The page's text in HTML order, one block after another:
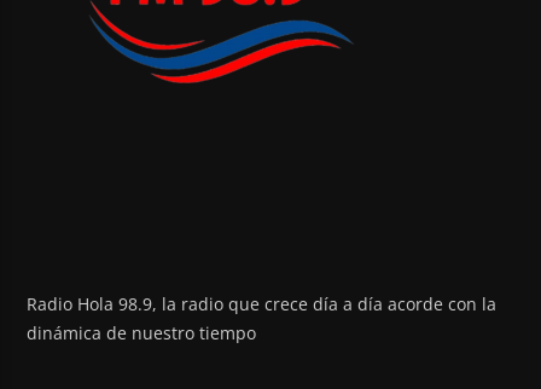
Radio Hola 98.9, la radio que crece día a día acorde con la
dinámica de nuestro tiempo